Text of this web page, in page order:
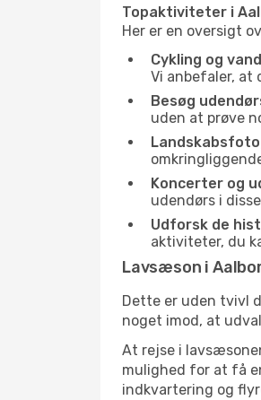
Topaktiviteter i
Her er en oversigt
Cykling og
Vi anbefaler, at
Besøg
uden at prøve
Koncerter og
udendørs i
Udforsk de
aktiviteter, du
Lavsæson i
Dette er uden tvivl
noget imod, at
At rejse i
mulighed for at få
indkvartering og